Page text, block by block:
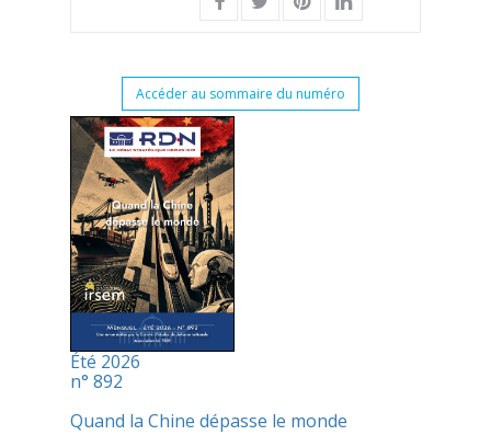
Accéder au sommaire du numéro
Été 2026
n° 892
Quand la Chine dépasse le monde